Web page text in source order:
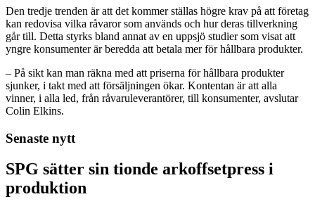
Den tredje trenden är att det kommer ställas högre krav på att företag
kan redovisa vilka råvaror som används och hur deras tillverkning
går till. Detta styrks bland annat av en uppsjö studier som visat att
yngre konsumenter är beredda att betala mer för hållbara produkter.
– På sikt kan man räkna med att priserna för hållbara produkter
sjunker, i takt med att försäljningen ökar. Kontentan är att alla
vinner, i alla led, från råvaruleverantörer, till konsumenter, avslutar
Colin Elkins.
Senaste nytt
SPG sätter sin tionde arkoffsetpress i
produktion